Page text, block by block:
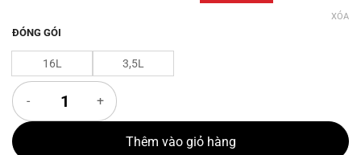
ĐÓNG GÓI
16L 3,5L
XÓA
Sơn Lót Nội Thất Kova K109 số lượng
Thêm vào giỏ hàng